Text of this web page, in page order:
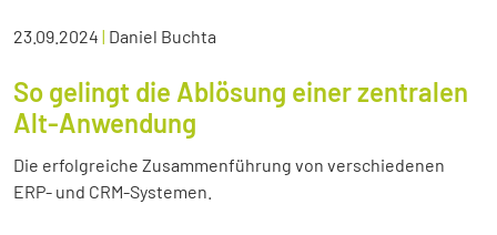
23.09.2024 | Daniel Buchta
So gelingt die Ablösung einer zentralen
Alt-Anwendung
Die erfolgreiche Zusammenführung von verschiedenen
ERP- und CRM-Systemen.